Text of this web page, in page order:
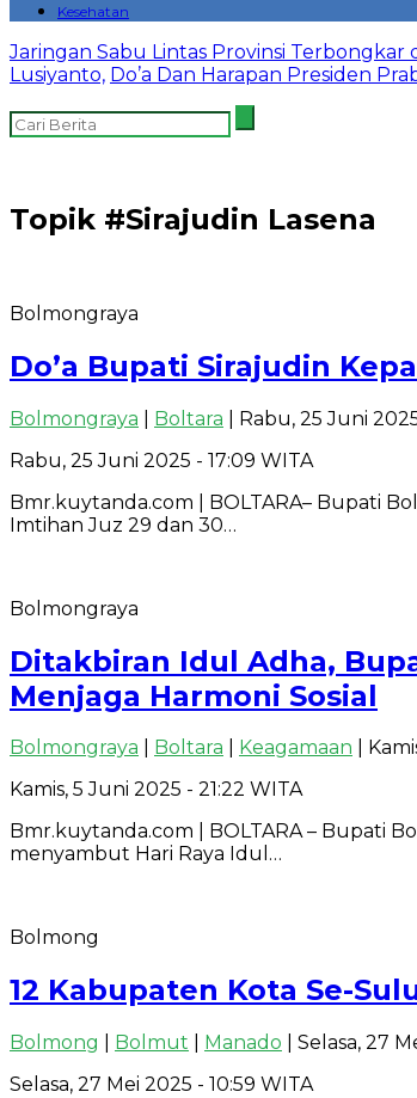
Kesehatan
Jaringan Sabu Lintas Provinsi Terbongkar
Lusiyanto, Do’a Dan Harapan Presiden
Topik #Sirajudin Lasena
Bolmongraya
Do’a Bupati Sirajudin
Bolmongraya Boltara | Rabu, 25 Juni
Rabu, 25 Juni 2025 - 17:09 WITA
Bmr.kuytanda.com | BOLTARA– Bupati
Imtihan Juz 29 dan 30…
Bolmongraya
Ditakbiran Idul Adha,
Menjaga Harmoni Sosial
Bolmongraya Boltara Keagamaan |
Kamis, 5 Juni 2025 - 21:22 WITA
Bmr.kuytanda.com | BOLTARA – Bupati
menyambut Hari Raya Idul…
Bolmong
12 Kabupaten Kota Se-
Bolmong Bolmut Manado | Selasa, 27
Selasa, 27 Mei 2025 - 10:59 WITA